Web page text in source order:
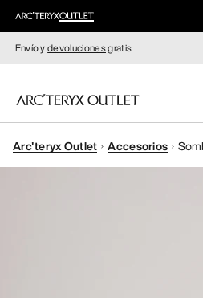
Envío ydevolucionesgratis
MUJERE
Arc'teryx Outlet Accesorios